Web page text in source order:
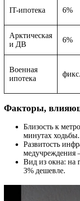
IT-ипотека 6%
Арктическая
и ДВ
6%
Военная
ипотека
фикс.
Факторы,
Близость к
минутах ходьбы.
Развитость
Вид из окна: на
3% дешевле.